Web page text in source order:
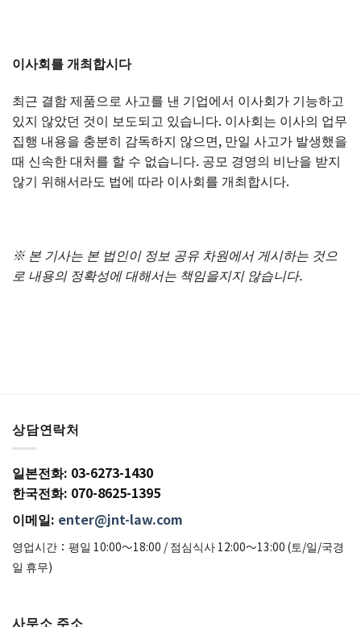
이사회를개최합시다
최근 결함 제품으로 사고를 낸 기업에서 이사회가 기능하고
있지 않았던 것이 보도되고 있습니다. 이사회는 이사의 업무
집행 내용을 충분히 감독하지 않으면, 만일 사고가 발생했을
때 신속한 대처를 할 수 없습니다. 공모 경영의 비난을 받지
않기 위해서라도 법에 따라 이사회를 개최합시다.
※ 본 기사는 본 법인이 정보 공유 차원에서 게시하는 것으
로 내용의 정확성에 대해서는 책임을지지 않습니다.
상담연락처
일본전화: 03-6273-1430
한국전화: 070-8625-1395
이메일: enter@jnt-law.com
영업시간：평일 10:00〜18:00 / 점심식사 12:00〜13:00 (토/일/국경
일 휴무)
사무소 주소